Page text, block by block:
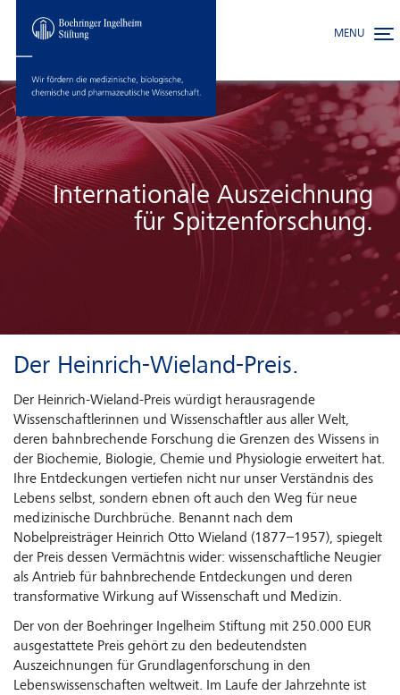
MENU
Internationale Auszeichnung
für Spitzenforschung.
Der Heinrich-Wieland-Preis.
Der Heinrich-Wieland-Preis würdigt herausragende
Wissenschaftlerinnen und Wissenschaftler aus aller Welt,
deren bahnbrechende Forschung die Grenzen des Wissens in
der Biochemie, Biologie, Chemie und Physiologie erweitert hat.
Ihre Entdeckungen vertiefen nicht nur unser Verständnis des
Lebens selbst, sondern ebnen oft auch den Weg für neue
medizinische Durchbrüche. Benannt nach dem
Nobelpreisträger Heinrich Otto Wieland (1877–1957), spiegelt
der Preis dessen Vermächtnis wider: wissenschaftliche Neugier
als Antrieb für bahnbrechende Entdeckungen und deren
transformative Wirkung auf Wissenschaft und Medizin.
Der von der Boehringer Ingelheim Stiftung mit 250.000 EUR
ausgestattete Preis gehört zu den bedeutendsten
Auszeichnungen für Grundlagenforschung in den
Lebenswissenschaften weltweit. Im Laufe der Jahrzehnte ist